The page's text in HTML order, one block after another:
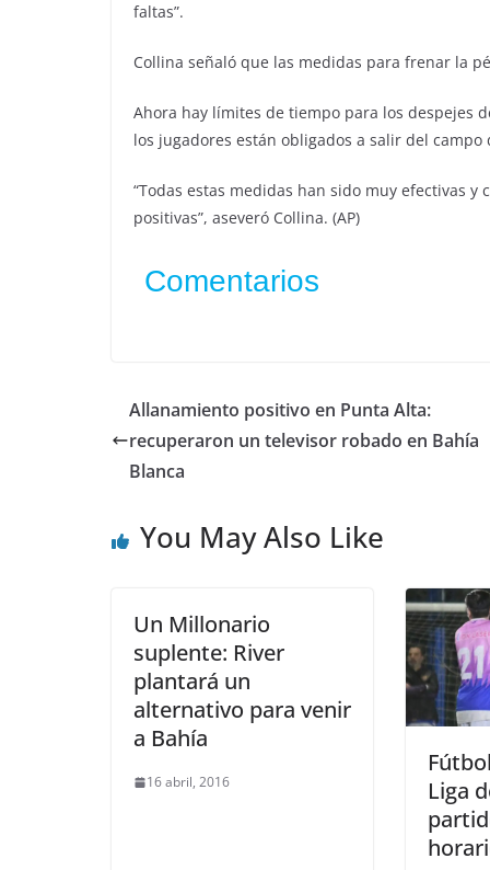
faltas”.
Collina señaló que las medidas para frenar la
Ahora hay límites de tiempo para los despejes
los jugadores están obligados a salir del
“Todas estas medidas han sido muy efectivas
positivas”, aseveró Collina. (AP)
Comentarios
Allanamiento positivo en Punta Alta:
recuperaron un televisor robado en Bahía
Blanca
You May Also Like
Un Millonario
suplente: River
plantará un
alternativo para venir
a Bahía
16 abril, 2016
Liga